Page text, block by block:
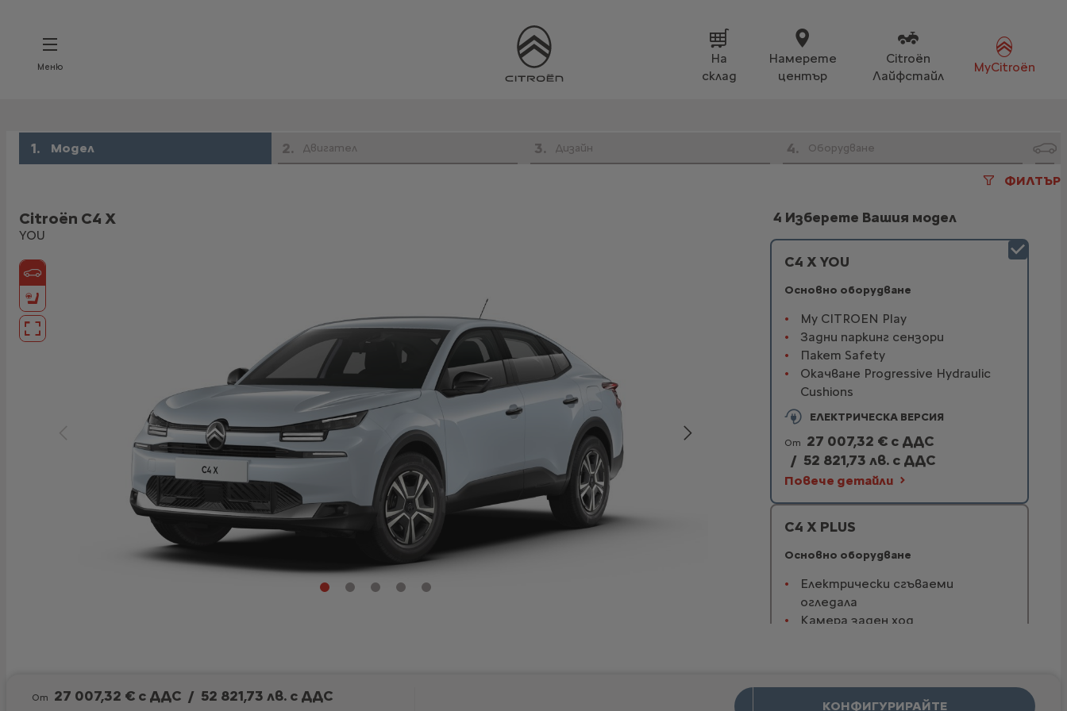
Меню
На
склад
Намерете
център
Citroën
Лайфстайл
MyCitroën
1. Модел 2. Двигател 3. Дизайн 4. Оборудване
ФИЛТЪР
Citroën C4 X
YOU
4 Изберете Вашия модел
C4 X YOU
Основно оборудване
My CITROEN Play
Задни паркинг сензори
Пакет Safety
Окачване Progressive Hydraulic
Cushions
ЕЛЕКТРИЧЕСКА ВЕРСИЯ
От
27 007,32 € с ДДС
/ 52 821,73 лв. с ДДС
Повече детайли
C4 X PLUS
Основно оборудване
Електрически сгъваеми
огледала
Камера заден ход
От 28 507,50 € с ДДС
55 755,82 лв. с ДДС
От 27 007,32 € с ДДС / 52 821,73 лв. с ДДС
КОНФИГУРИРАЙТЕ